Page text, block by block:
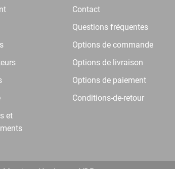
et
Contact
Questions fréquentes
Options de commande
Options de livraison
Options de paiement
Conditions-de-retour